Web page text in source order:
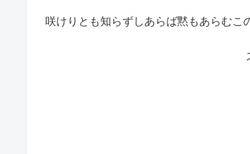
咲けりとも知らずしあらば黙もあらむこ